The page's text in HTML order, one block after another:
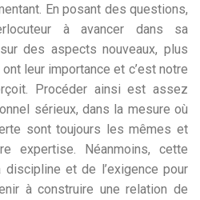
En posant des questions,
à avancer dans sa
des aspects nouveaux, plus
leur importance et c’est notre
Procéder ainsi est assez
sérieux, dans la mesure où
sont toujours les mêmes et
expertise. Néanmoins, cette
et de l’exigence pour
à construire une relation de